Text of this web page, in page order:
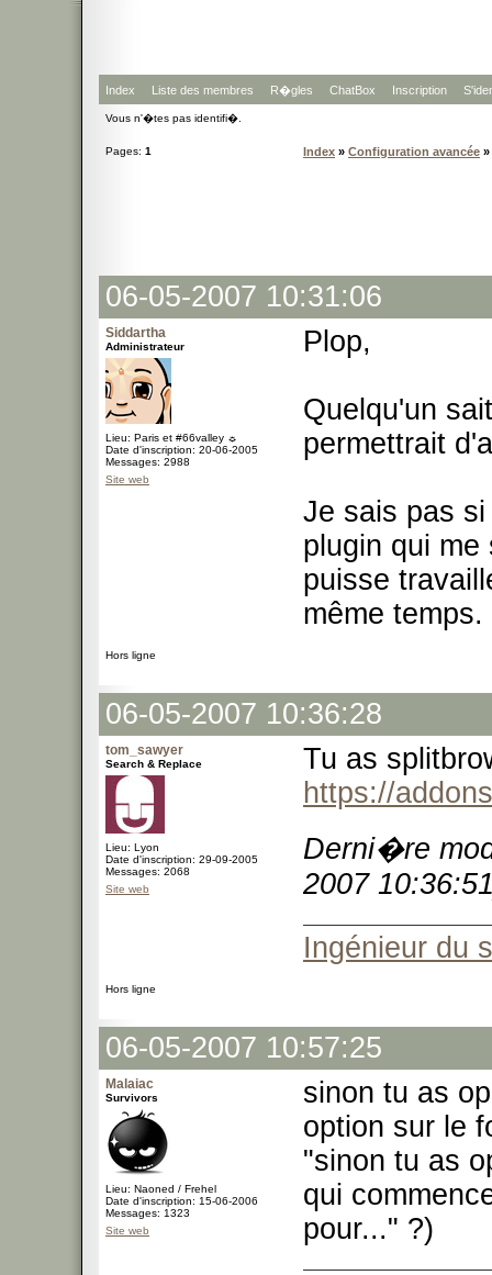
Index Liste des membres R�gles ChatBox Inscription
Vous n'�tes pas identifi�.
Pages: 1 Index » Configuration avancée
06-05-2007 10:31:06
Siddartha
Administrateur
Lieu: Paris et #66valley ☼
Date d'inscription: 20-06-2005
Messages: 2988
Site web
Plop,
Quelqu'un
permettrait
Je sais pas
plugin qui
puisse
même temps.
Hors ligne
06-05-2007 10:36:28
tom_sawyer
Search & Replace
Lieu: Lyon
Date d'inscription: 29-09-2005
Messages: 2068
Site web
Tu as
https://
Derni�re
2007
Ingénieur du
Hors ligne
06-05-2007 10:57:25
Malaiac
Survivors
Lieu: Naoned / Frehel
Date d'inscription: 15-06-2006
Messages: 1323
Site web
sinon tu as
option sur le
"sinon tu as
qui
pour..." ?)